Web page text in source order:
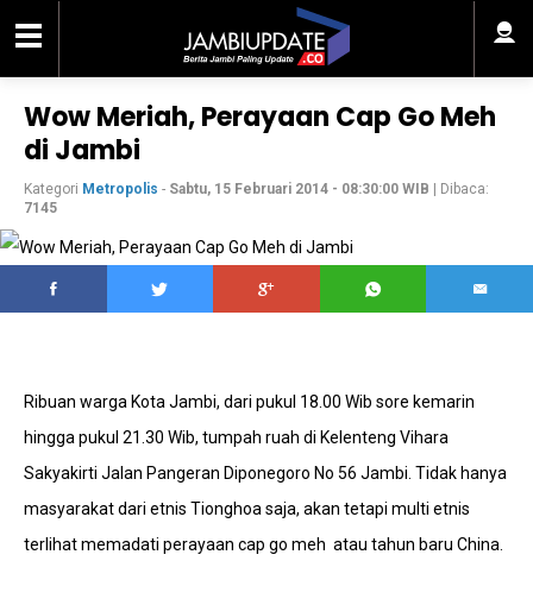
Wow Meriah, Perayaan Cap Go Meh
di Jambi
Kategori Metropolis - Sabtu, 15 Februari 2014 - 08:30:00 WIB | Dibaca:
7145
Ribuan warga Kota Jambi, dari pukul 18.00 Wib sore kemarin
hingga pukul 21.30 Wib, tumpah ruah di Kelenteng Vihara
Sakyakirti Jalan Pangeran Diponegoro No 56 Jambi. Tidak hanya
masyarakat dari etnis Tionghoa saja, akan tetapi multi etnis
terlihat memadati perayaan cap go meh atau tahun baru China.